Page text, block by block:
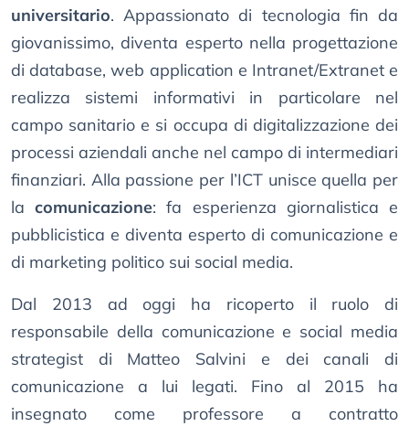
universitario. Appassionato di tecnologia fin da
giovanissimo, diventa esperto nella progettazione
di database, web application e Intranet/Extranet e
realizza sistemi informativi in particolare nel
campo sanitario e si occupa di digitalizzazione dei
processi aziendali anche nel campo di intermediari
finanziari. Alla passione per l’ICT unisce quella per
lacomunicazione: fa esperienza giornalistica e
pubblicistica e diventa esperto di comunicazione e
di marketing politico sui social media.
Dal 2013 ad oggi ha ricoperto il ruolo di
responsabile della comunicazione e social media
strategist di Matteo Salvini e dei canali di
comunicazione a lui legati. Fino al 2015 ha
insegnato come professore a contratto